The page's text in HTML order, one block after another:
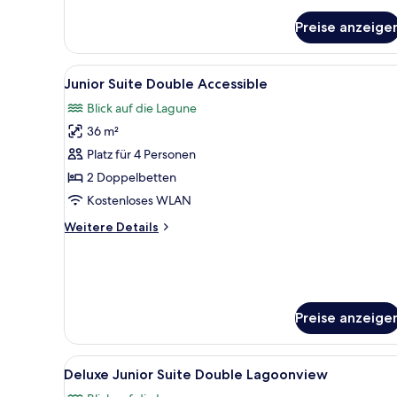
Preise
Alle
Fotos
für
Junior
Suite
Double
Accessible
Ein Hotelzimmer mit zwei
1
Junior Suite Double Accessible
Blick auf die Lagune
36 m²
Platz für 4 Personen
2 Doppelbetten
Kostenloses WLAN
Weitere Details
Weitere
Preise
Alle
Fotos
Ein Hotelzimmer mit zwei
4
Deluxe Junior Suite Double Lagoonview